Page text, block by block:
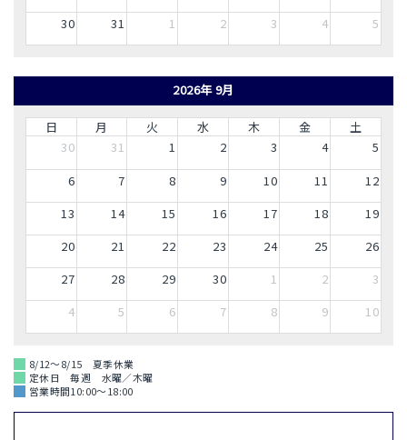
30
31 1 2 3 4 5
2026年 9月
日 月 火 水 木 金
土
30
31 1 2 3 4
5
6
7 8 9 10 11
12
13
14 15 16 17 18
19
20
21 22 23 24 25
26
27
28 29 30 1 2
3
4
5 6 7 8 9 10
8/12～8/15 夏季休業
定休日 毎週 水曜／木曜
営業時間10:00～18:00